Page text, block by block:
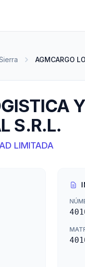
AGMCARGO
S.R.L.
LIMITADA